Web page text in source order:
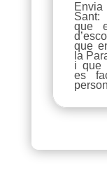
Sant:
que
que
la
i que
es